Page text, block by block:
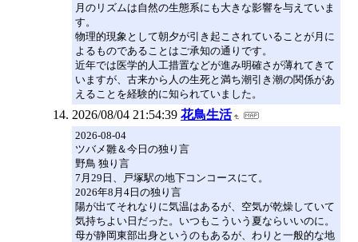
月のリズムは自然の生態系にも大きな影響を与えていま
す。
物理的現象として朝夕が引き起こされていることが月に
よるものであることはご承知の通りです。
近年では医学的人工措置などが進み明確さが薄れてきて
いますが、古来から人の生死と満ち潮引き潮の関係があ
えることを経験的に知られていました。
2026/08/04 21:54:39 花鳥生活
2026-08-04
ツバメ雛＆今日の独り言
野鳥 独り言
7月29日、戸塚駅の地下コンコースにて。
2026年8月4日の独り言
陽が出てそれなりに気温はあるが、空気が乾燥していて
気持ちよい日だった。いつもこういう夏ならいいのに。
母が静岡東部出身というのもあるが、わりと一般的な地